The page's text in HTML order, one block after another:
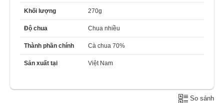
Khối lượng 270g
Độ chua Chua nhiều
Thành phần chính Cà chua 70%
Sản xuất tại Việt Nam
So sánh